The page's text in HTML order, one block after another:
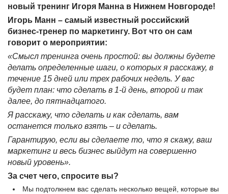
новый тренинг Игоря Манна в Нижнем Новгороде!
Игорь Манн – самый известный российский
бизнес-тренер по маркетингу. Вот что он сам
говорит о мероприятии:
«Смысл тренинга очень простой: вы должны будете
делать определенные шаги, о которых я расскажу, в
течение 15 дней или трех рабочих недель. У вас
будет план: что сделать в 1-й день, второй и так
далее, до пятнадцатого.
Я расскажу, что сделать и как сделать, вам
останется только взять – и сделать.
Гарантирую, если вы сделаете то, что я скажу, ваш
маркетинг и весь бизнес выйдут на совершенно
новый уровень».
За счет чего, спросите вы?
Мы подтолкнем вас сделать несколько вещей, которые вы